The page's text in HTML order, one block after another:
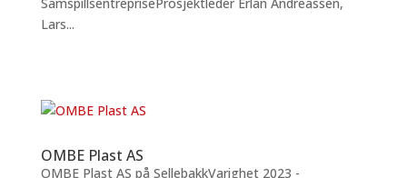
Lars...
OMBE Plast AS
OMBE Plast AS på SellebakkVarighet 2023 -